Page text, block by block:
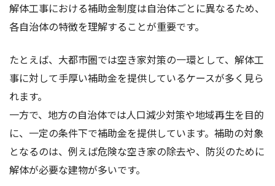
解体工事における補助金制度は自治体ごとに異なるため、
各自治体の特徴を理解することが重要です。
たとえば、大都市圏では空き家対策の一環として、解体工
事に対して手厚い補助金を提供しているケースが多く見ら
れます。
一方で、地方の自治体では人口減少対策や地域再生を目的
に、一定の条件下で補助金を提供しています。補助の対象
となるのは、例えば危険な空き家の除去や、防災のために
解体が必要な建物が多いです。